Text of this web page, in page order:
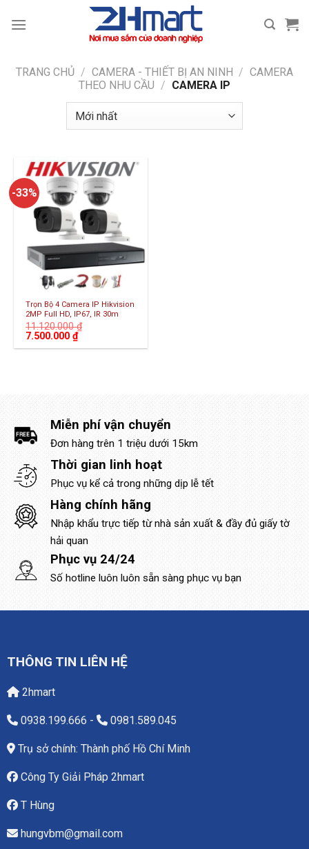
qua
TRANG CHỦ / CAMERA - THIẾT BỊ AN NINH / CAMERA
THEO NHU CẦU / CAMERA IP
-33%
Trọn Bộ 4 Camera IP Hikvision
2MP Full HD, IP67, IR 30m
11.120.000₫
Giá
gốc
7.500.000₫Giá
hiện
Miễn phí vận chuyển
Đơn hàng trên 1 triệu dưới 15km
Thời gian linh hoạt
Phục vụ kể cả trong những dịp lễ tết
Hàng chính hãng
Nhập khẩu trực tiếp từ nhà sản xuất & đầy đủ giấy tờ
hải quan
Phục vụ 24/24
Số hotline luôn luôn sẵn sàng phục vụ bạn
THÔNG TIN LIÊN HỆ
2hmart
0938.199.666 - 0981.589.045
Trụ sở chính: Thành phố Hồ Chí Minh
Công Ty Giải Pháp 2hmart
T Hùng
hungvbm@gmail.com